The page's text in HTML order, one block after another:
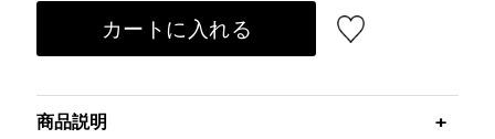
カートに入れる
商品説明